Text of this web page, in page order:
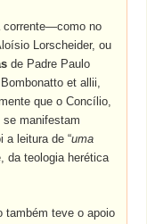
corrente—como no
Lorscheider, ou
de Padre Paulo
et allii,
que o Concílio,
manifestam
a leitura de “uma
da teologia herética
também teve o apoio